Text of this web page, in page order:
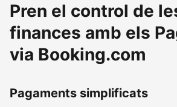
Pren el control de
finances amb els
via Booking.com
Pagaments simplificats